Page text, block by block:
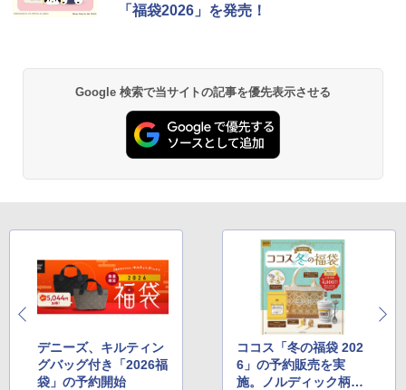
「福袋2026」を発売！
Google 検索で当サイトの記事を優先表示させる
デニーズ、キルティン
グバッグ付き「2026福
袋」の予約開始
ココス「冬の福袋 202
6」の予約販売を実
施。ノルディック柄の